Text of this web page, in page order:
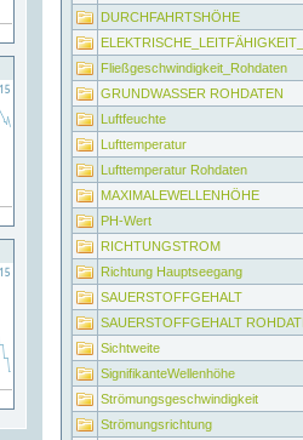
DURCHFAHRTSHÖHE
Fließgeschwindigkeit_Rohdaten
GRUNDWASSER ROHDATEN
Luftfeuchte
Lufttemperatur
Lufttemperatur Rohdaten
MAXIMALEWELLENHÖHE
PH-Wert
RICHTUNGSTROM
Richtung Hauptseegang
SAUERSTOFFGEHALT
SAUERSTOFFGEHALT
Sichtweite
SignifikanteWellenhöhe
Strömungsgeschwindigkeit
Strömungsrichtung